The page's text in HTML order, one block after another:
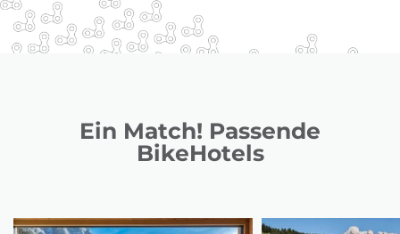
Ein Match! Passende
BikeHotels